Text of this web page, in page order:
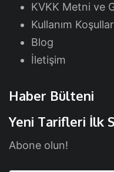
KVKK Metni ve
Kullanım
Blog
İletişim
Haber Bülteni
Yeni Tarifleri İlk
Abone olun!